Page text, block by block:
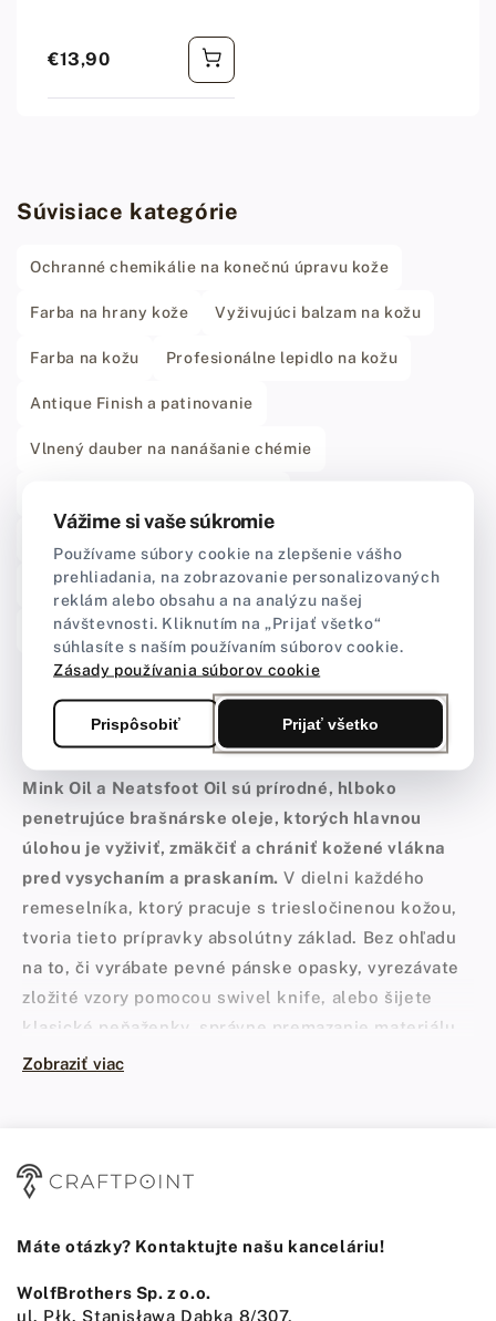
Bežná cena
€13,90
Súvisiace kategórie
Ochranné chemikálie na konečnú úpravu kože
Farba na hrany kože Vyživujúci balzam na kožu
Farba na kožu Profesionálne lepidlo na kožu
Antique Finish a patinovanie
Vlnený dauber na nanášanie chémie
Acrylic Resolene a topcoaty
Chémia na kožu Fiebing's Čierna farba na kožu
Mink Oil a Neatsfoot Oil – základy
údržby a vyživovania kože
Mink Oil a Neatsfoot Oil sú prírodné, hlboko
penetrujúce brašnárske oleje, ktorých hlavnou
úlohou je vyživiť, zmäkčiť a chrániť kožené vlákna
pred vysychaním a praskaním. V dielni každého
remeselníka, ktorý pracuje s triesločinenou kožou,
tvoria tieto prípravky absolútny základ. Bez ohľadu
na to, či vyrábate pevné pánske opasky, vyrezávate
zložité vzory pomocou swivel knife, alebo šijete
klasické peňaženky, správne premazanie materiálu
je krok, ktorý nemožno vynechať.
pri silnejšom napnutí vlákna jednoducho prasknú so
suchým praskotom. Presne to isté sa deje s kožou, z
Olejovanie tu pôsobí ako miazga v mladom strome,
vracia materiálu elasticitu, pružnosť a neuveriteľnú
odolnosť voči ohýbaniu a naťahovaniu. Koža, do
Zobraziť viac
Máte otázky? Kontaktujte našu kanceláriu!
WolfBrothers Sp. z o.o.
ul. Płk. Stanisława Dąbka 8/307,
Vážime si vaše súkromie
Používame súbory cookie na zlepšenie vášho
prehliadania, na zobrazovanie personalizovaných
reklám alebo obsahu a na analýzu našej
návštevnosti. Kliknutím na „Prijať všetko“
súhlasíte s naším používaním súborov cookie.
Zásady používania súborov cookie
Prispôsobiť Prijať všetko